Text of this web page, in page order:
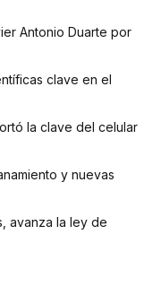
Antonio Duarte por
clave en el
la clave del celular
y nuevas
avanza la ley de